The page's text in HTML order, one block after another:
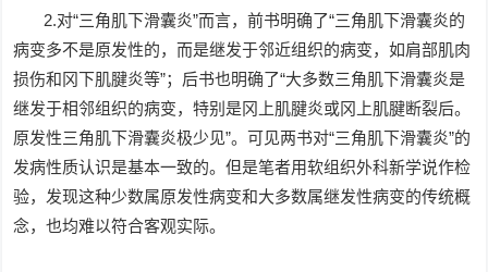
2.对“三角肌下滑囊炎”而言，前书明确了“三角肌下滑囊炎的
病变多不是原发性的，而是继发于邻近组织的病变，如肩部肌肉
损伤和冈下肌腱炎等”；后书也明确了“大多数三角肌下滑囊炎是
继发于相邻组织的病变，特别是冈上肌腱炎或冈上肌腱断裂后。
原发性三角肌下滑囊炎极少见”。可见两书对“三角肌下滑囊炎”的
发病性质认识是基本一致的。但是笔者用软组织外科新学说作检
验，发现这种少数属原发性病变和大多数属继发性病变的传统概
念，也均难以符合客观实际。